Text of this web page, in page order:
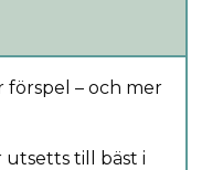
– och mer
utsetts till bäst i